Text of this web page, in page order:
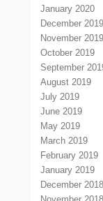
January 2020
December 2019
November 2019
October 2019
September
August 2019
July 2019
June 2019
May 2019
March 2019
February 2019
January 2019
December 2018